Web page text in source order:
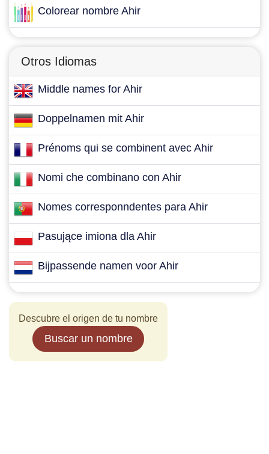
Colorear nombre Ahir
Otros Idiomas
Middle names for Ahir
Doppelnamen mit Ahir
Prénoms qui se combinent avec Ahir
Nomi che combinano con Ahir
Nomes corresponndentes para Ahir
Pasujące imiona dla Ahir
Bijpassende namen voor Ahir
Descubre el origen de tu nombre
Buscar un nombre